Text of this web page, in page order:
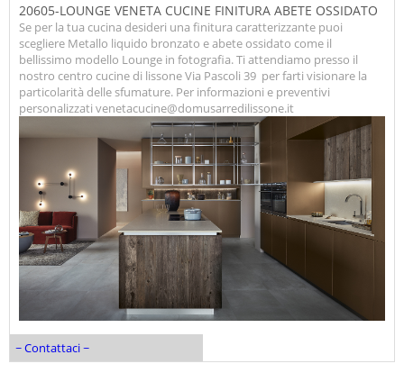
20605-LOUNGE VENETA CUCINE FINITURA ABETE OSSIDATO
Se per la tua cucina desideri una finitura caratterizzante puoi
scegliere Metallo liquido bronzato e abete ossidato come il
bellissimo modello Lounge in fotografia. Ti attendiamo presso il
nostro centro cucine di lissone Via Pascoli 39 per farti visionare la
particolarità delle sfumature. Per informazioni e preventivi
personalizzati venetacucine@domusarredilissone.it
~ Contattaci ~